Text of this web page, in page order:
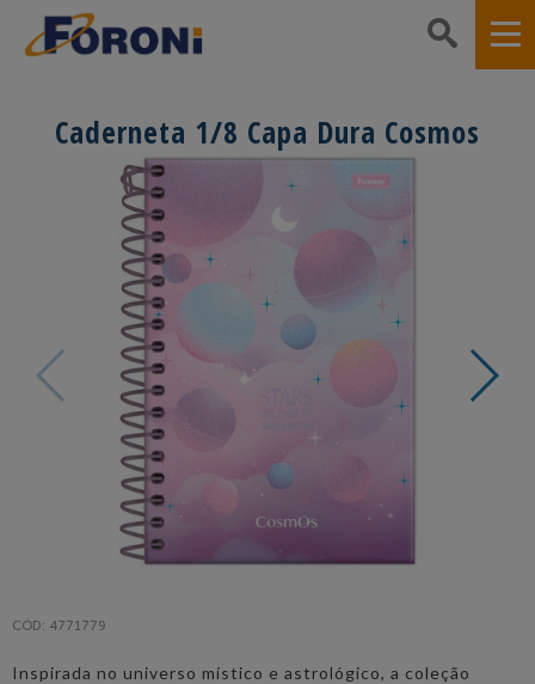
Caderneta 1/8 Capa Dura Cosmos
CÓD: 4771779
Inspirada no universo místico e astrológico, a coleção